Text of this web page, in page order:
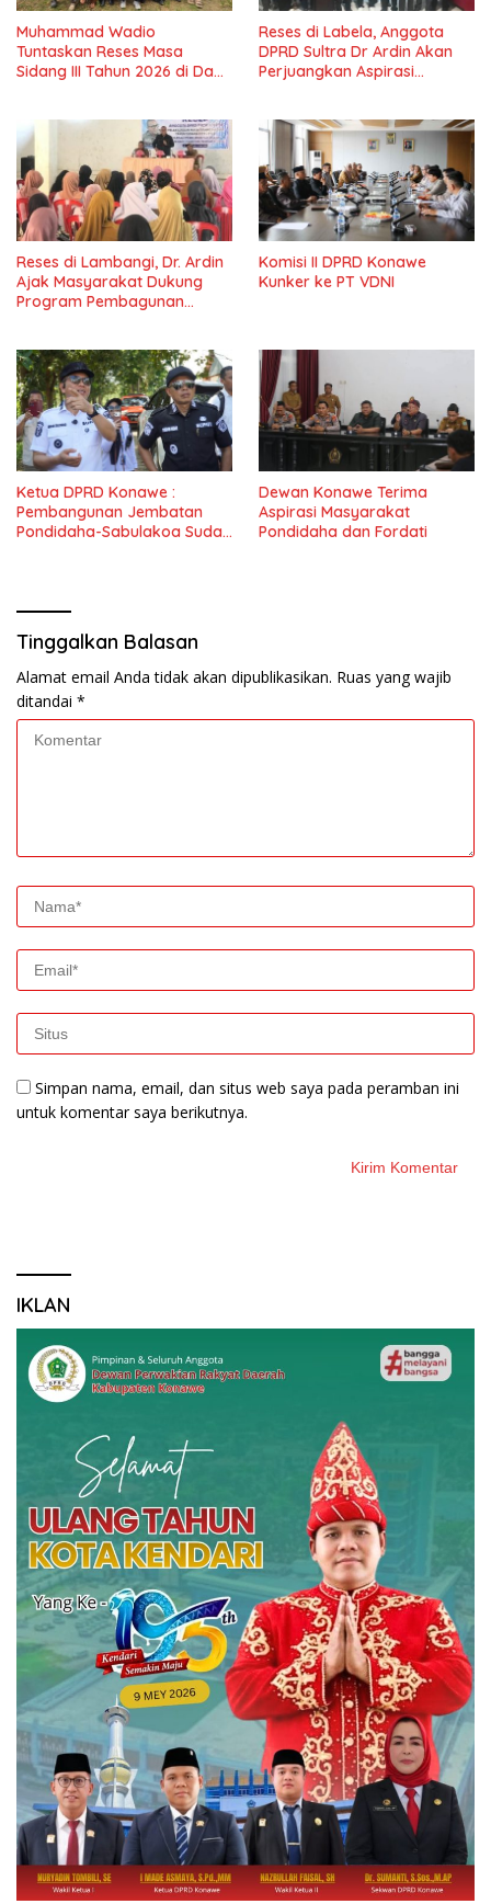
Muhammad Wadio
Tuntaskan Reses Masa
Sidang III Tahun 2026 di Dapil
Reses di Labela, Anggota
DPRD Sultra Dr Ardin Akan
Perjuangkan Aspirasi
Reses di Lambangi, Dr. Ardin
Ajak Masyarakat Dukung
Program Pembagunan
Komisi II DPRD Konawe
Kunker ke PT VDNI
Ketua DPRD Konawe :
Pembangunan Jembatan
Pondidaha-Sabulakoa Sudah
Dewan Konawe Terima
Aspirasi Masyarakat
Pondidaha dan Fordati
Tinggalkan Balasan
Alamat email Anda tidak akan dipublikasikan. Ruas yang wajib
ditandai *
Simpan nama, email, dan situs web saya pada peramban ini
untuk komentar saya berikutnya.
IKLAN